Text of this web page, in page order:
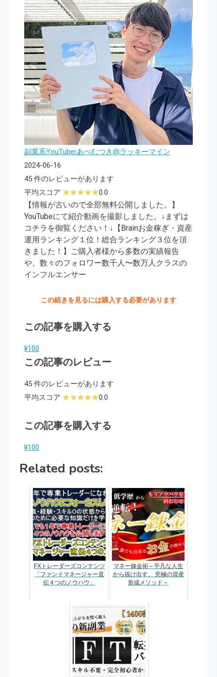
副業系YouTuberあべむつき@ラッキーマイン
2024-06-16
45 件のレビューがあります
平均スコア
0.0
【情報が古いので全部無料公開しました。】
YouTubeにて紹介動画を撮影しました。↓まずは
コチラを御覧ください！↓【Brainお金稼ぎ・資産
運用ランキング１位！総合ランキング３位を頂
きました！】ご購入者様から多数の実績報告
や、数々のフォロワー数千人〜数万人クラスの
インフルエンサー
この続きを見るには購入する必要があります
この記事を購入する
¥100
この記事のレビュー
45 件のレビューがあります
平均スコア
0.0
この記事を購入する
¥100
Related posts:
FXトレーダーズコンテンツ
「ファンドマネージャー直
伝４つのノウハウ」
マネー錬金術～平凡な人生
から抜け出す、 究極の資産
形成メソッド～